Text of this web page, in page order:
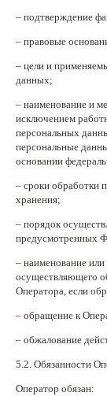
– подтверждение
– правовые
– цели и
данных;
– наименование и
исключением
персональных
персональные
основании
– сроки обработки
хранения;
– порядок
предусмотренных
– наименование
осуществляющего
Оператора, если
– обращение к
– обжалование
5.2. Обязанности
Оператор обязан: